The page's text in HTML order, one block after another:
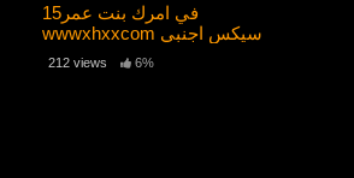
في امرك بنت عمر15
wwwxhxxcom سيكس اجنبي
212 views 6%